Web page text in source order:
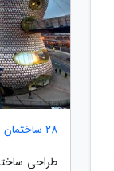
28 ساختمان عجیب در سرتاسر جهان
طراحی